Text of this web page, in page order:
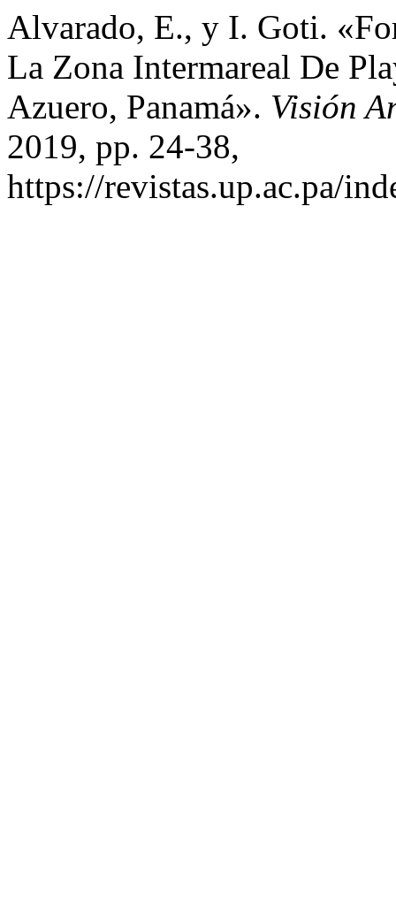
Alvarado, E., y I. Goti.
La Zona Intermareal De
Azuero, Panamá». Visión
2019, pp. 24-38,
https://revistas.up.ac.pa/